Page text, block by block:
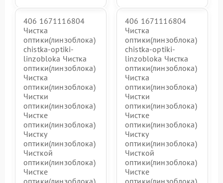
406 1671116804
Чистка
оптики(линзоблока)
chistka-optiki-
linzobloka Чистка
оптики(линзоблока)
Чистка
оптики(линзоблока)
Чистки
оптики(линзоблока)
Чистке
оптики(линзоблока)
Чистку
оптики(линзоблока)
Чисткой
оптики(линзоблока)
Чистке
оптики(линзоблока)
406 1671116804
Чистка
оптики(линзоблока)
chistka-optiki-
linzobloka Чистка
оптики(линзоблока)
Чистка
оптики(линзоблока)
Чистки
оптики(линзоблока)
Чистке
оптики(линзоблока)
Чистку
оптики(линзоблока)
Чисткой
оптики(линзоблока)
Чистке
оптики(линзоблока)